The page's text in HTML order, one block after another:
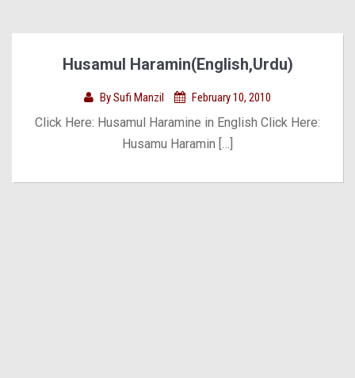
Husamul Haramin(English,Urdu)
BySufi Manzil February 10, 2010
Click Here: Husamul Haramine in English Click Here:
Husamu Haramin […]